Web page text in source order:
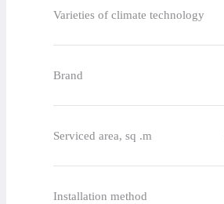
Varieties of climate technology
Brand
Serviced area, sq .m
Installation method